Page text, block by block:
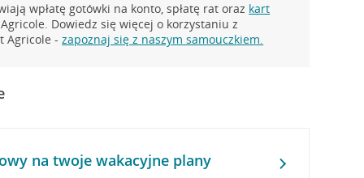
wpłatę gotówki na konto, spłatę rat oraz kart
Dowiedz się więcej o korzystaniu z
Agricole -zapoznaj się z naszym samouczkiem.
na twoje wakacyjne plany